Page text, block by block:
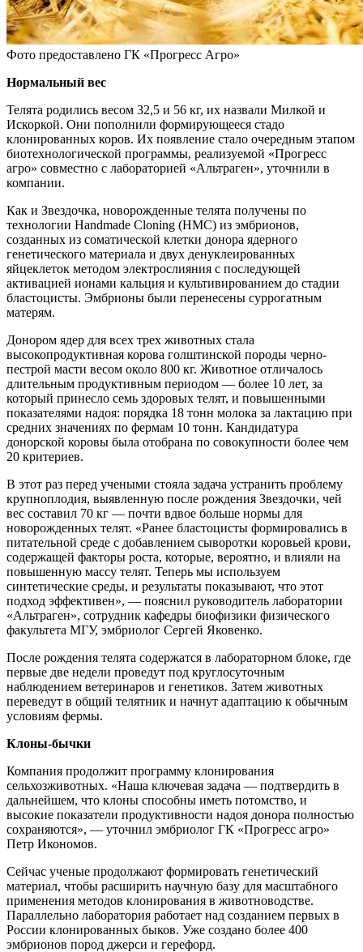
Фото предоставлено ГК «Прогресс Агро»
Нормальный вес
Телята родились весом 32,5 и 56 кг, их назвали Милкой и
Искоркой. Они пополнили формирующееся стадо
клонированных коров. Их появление стало очередным этапом
биотехнологической программы, реализуемой «Прогресс
агро» совместно с лабораторией «Альтраген», уточнили в
компании.
Как и Звездочка, новорожденные телята получены по
технологии Handmade Сloning (HMC) из эмбрионов,
созданных из соматической клетки донора ядерного
генетического материала и двух денуклеированных
яйцеклеток методом электрослияния с последующей
активацией ионами кальция и культивированием до стадии
бластоцисты. Эмбрионы были перенесены суррогатным
матерям.
Донором ядер для всех трех животных стала
высокопродуктивная корова голштинской породы черно-
пестрой масти весом около 800 кг. Животное отличалось
длительным продуктивным периодом — более 10 лет, за
который принесло семь здоровых телят, и повышенными
показателями надоя: порядка 18 тонн молока за лактацию при
средних значениях по фермам 10 тонн. Кандидатура
донорской коровы была отобрана по совокупности более чем
20 критериев.
В этот раз перед учеными стояла задача устранить проблему
крупноплодия, выявленную после рождения Звездочки, чей
вес составил 70 кг — почти вдвое больше нормы для
новорожденных телят. «Ранее бластоцисты формировались в
питательной среде с добавлением сыворотки коровьей крови,
содержащей факторы роста, которые, вероятно, и влияли на
повышенную массу телят. Теперь мы используем
синтетические среды, и результаты показывают, что этот
подход эффективен», — пояснил руководитель лаборатории
«Альтраген», сотрудник кафедры биофизики физического
факультета МГУ, эмбриолог Сергей Яковенко.
После рождения телята содержатся в лабораторном блоке, где
первые две недели проведут под круглосуточным
наблюдением ветеринаров и генетиков. Затем животных
переведут в общий телятник и начнут адаптацию к обычным
условиям фермы.
Клоны-бычки
Компания продолжит программу клонирования
сельхозживотных. «Наша ключевая задача — подтвердить в
дальнейшем, что клоны способны иметь потомство, и
высокие показатели продуктивности надоя донора полностью
сохраняются», — уточнил эмбриолог ГК «Прогресс агро»
Петр Икономов.
Сейчас ученые продолжают формировать генетический
материал, чтобы расширить научную базу для масштабного
применения методов клонирования в животноводстве.
Параллельно лаборатория работает над созданием первых в
России клонированных быков. Уже создано более 400
эмбрионов пород джерси и герефорд.